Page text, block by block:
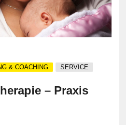
& COACHING SERVICE
– Praxis